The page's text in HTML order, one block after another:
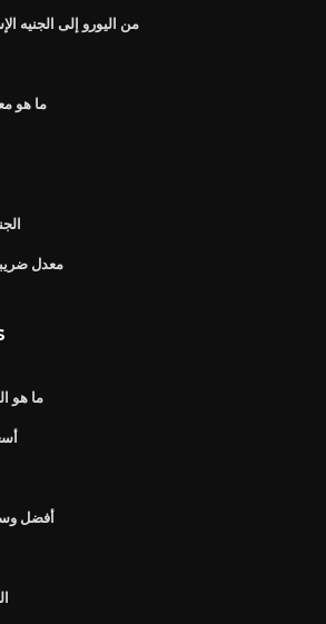
من اليورو إلى الجنيه
ما هو
معدل
ما هو
أفضل